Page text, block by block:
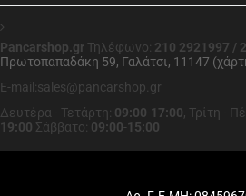
Pancarshop.gr Τηλέφωνο: 210 2921997 /
Πρωτοπαπαδάκη 59, Γαλάτσι, 11147
E-mail:sales@pancarshop.gr
Δευτέρα - Τετάρτη: 09:00-17:00, Τρίτη -
19:00 Σάββατο: 09:00-15:00